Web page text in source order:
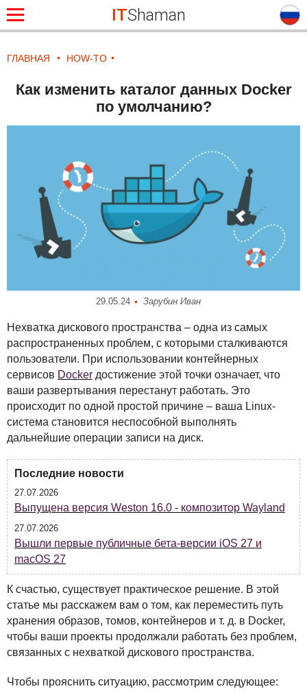
ITShaman
ГЛАВНАЯ HOW-TO
Как изменить каталог данных Docker
по умолчанию?
29.05.24 Зарубин Иван
Нехватка дискового пространства – одна из самых
распространенных проблем, с которыми сталкиваются
пользователи. При использовании контейнерных
сервисов Docker достижение этой точки означает, что
ваши развертывания перестанут работать. Это
происходит по одной простой причине – ваша Linux-
система становится неспособной выполнять
дальнейшие операции записи на диск.
Последние новости
27.07.2026
Выпущена версия Weston 16.0 - композитор Wayland
27.07.2026
Вышли первые публичные бета-версии iOS 27 и
macOS 27
К счастью, существует практическое решение. В этой
статье мы расскажем вам о том, как переместить путь
хранения образов, томов, контейнеров и т. д. в Docker,
чтобы ваши проекты продолжали работать без проблем,
связанных с нехваткой дискового пространства.
Чтобы прояснить ситуацию, рассмотрим следующее: